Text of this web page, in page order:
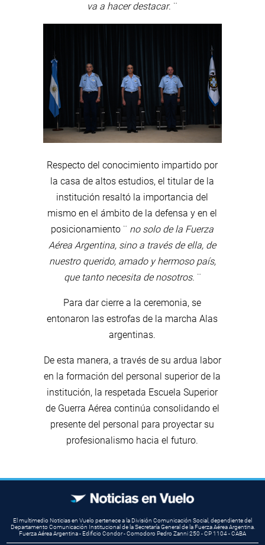
va a hacer destacar. ¨
Respecto del conocimiento impartido por
la casa de altos estudios, el titular de la
institución resaltó la importancia del
mismo en el ámbito de la defensa y en el
posicionamiento ¨ no solo de la Fuerza
Aérea Argentina, sino a través de ella, de
nuestro querido, amado y hermoso país,
que tanto necesita de nosotros. ¨
Para dar cierre a la ceremonia, se
entonaron las estrofas de la marcha Alas
argentinas.
De esta manera, a través de su ardua labor
en la formación del personal superior de la
institución, la respetada Escuela Superior
de Guerra Aérea continúa consolidando el
presente del personal para proyectar su
profesionalismo hacia el futuro.
El multimedio Noticias en Vuelo pertenece a la División Comunicación Social, dependiente del
Departamento Comunicación Institucional de la Secretaría General de la Fuerza Aérea Argentina.
Fuerza Aérea Argentina - Edificio Condor - Comodoro Pedro Zanni 250 - CP 1104 - CABA